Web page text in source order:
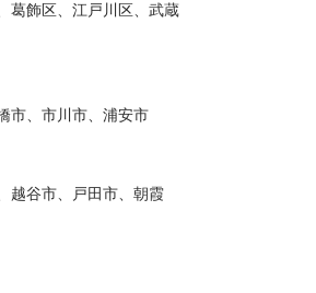
葛飾区、江戸川区、武蔵
市、市川市、浦安市
越谷市、戸田市、朝霞